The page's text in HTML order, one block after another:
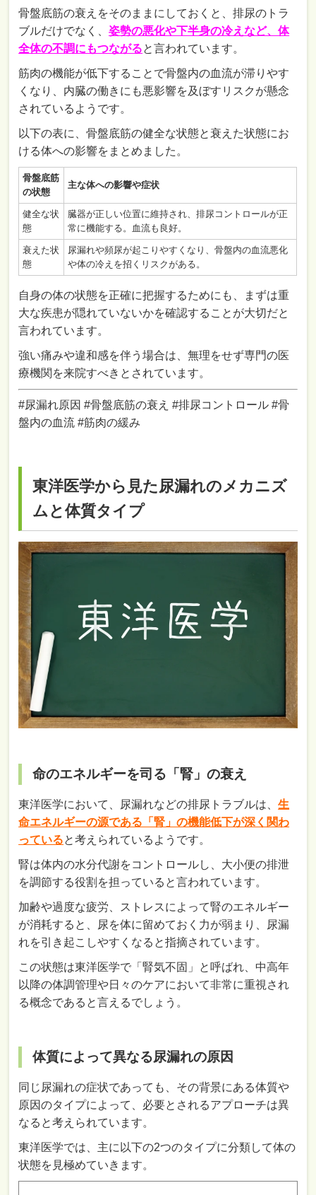
骨盤底筋の衰えをそのままにしておくと、排尿のトラ
ブルだけでなく、姿勢の悪化や下半身の冷えなど、体
全体の不調にもつながると言われています。
筋肉の機能が低下することで骨盤内の血流が滞りやす
くなり、内臓の働きにも悪影響を及ぼすリスクが懸念
されているようです。
以下の表に、骨盤底筋の健全な状態と衰えた状態にお
ける体への影響をまとめました。
骨盤底筋
の状態
主な体への影響や症状
健全な状
態
臓器が正しい位置に維持され、排尿コントロールが正
常に機能する。血流も良好。
衰えた状
態
尿漏れや頻尿が起こりやすくなり、骨盤内の血流悪化
や体の冷えを招くリスクがある。
自身の体の状態を正確に把握するためにも、まずは重
大な疾患が隠れていないかを確認することが大切だと
言われています。
強い痛みや違和感を伴う場合は、無理をせず専門の医
療機関を来院すべきとされています。
#尿漏れ原因 #骨盤底筋の衰え #排尿コントロール #骨
盤内の血流 #筋肉の緩み
東洋医学から見た尿漏れのメカニズ
ムと体質タイプ
命のエネルギーを司る「腎」の衰え
東洋医学において、尿漏れなどの排尿トラブルは、生
命エネルギーの源である「腎」の機能低下が深く関わ
っていると考えられているようです。
腎は体内の水分代謝をコントロールし、大小便の排泄
を調節する役割を担っていると言われています。
加齢や過度な疲労、ストレスによって腎のエネルギー
が消耗すると、尿を体に留めておく力が弱まり、尿漏
れを引き起こしやすくなると指摘されています。
この状態は東洋医学で「腎気不固」と呼ばれ、中高年
以降の体調管理や日々のケアにおいて非常に重視され
る概念であると言えるでしょう。
体質によって異なる尿漏れの原因
同じ尿漏れの症状であっても、その背景にある体質や
原因のタイプによって、必要とされるアプローチは異
なると考えられています。
東洋医学では、主に以下の2つのタイプに分類して体の
状態を見極めていきます。